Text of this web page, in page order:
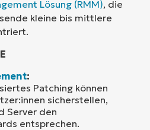
Lösung (RMM), die
kleine bis mittlere
:
Patching können
sicherstellen,
Server den
entsprechen.